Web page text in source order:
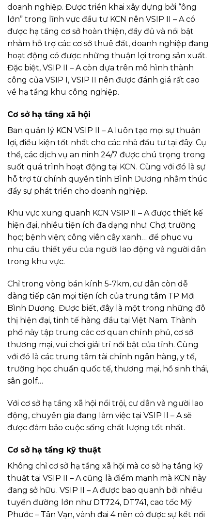
doanh nghiệp. Được triển khai xây dựng bởi “ông
lớn” trong lĩnh vực đầu tư KCN nên VSIP II – A có
được hạ tầng cơ sở hoàn thiện, đầy đủ và nổi bật
nhằm hỗ trợ các cơ sở thuê đất, doanh nghiệp đang
hoạt động có được những thuận lợi trong sản xuất.
Đặc biệt, VSIP II – A còn dựa trên mô hình thành
công của VSIP I, VSIP II nên được đánh giá rất cao
về hạ tầng khu công nghiệp.
Cơ sở hạ tầng xã hội
Ban quản lý KCN VSIP II – A luôn tạo mọi sự thuận
lợi, điều kiện tốt nhất cho các nhà đầu tư tại đây. Cụ
thể, các dịch vụ an ninh 24/7 được chú trọng trong
suốt quá trình hoạt động tại KCN. Cùng với đó là sự
hỗ trợ từ chính quyền tỉnh Bình Dương nhằm thúc
đẩy sự phát triển cho doanh nghiệp.
Khu vực xung quanh KCN VSIP II – A được thiết kế
hiện đại, nhiều tiện ích đa dạng như: Chợ; trường
học; bệnh viện; công viên cây xanh… để phục vụ
nhu cầu thiết yếu của người lao động và người dân
trong khu vực.
Chỉ trong vòng bán kính 5-7km, cư dân còn dễ
dàng tiếp cận mọi tiện ích của trung tâm TP Mới
Bình Dương. Được biết, đây là một trong những đô
thị hiện đại, tinh tế hàng đầu tại Việt Nam. Thành
phố này tập trung các cơ quan chính phủ, cơ sở
thương mại, vui chơi giải trí nổi bật của tỉnh. Cùng
với đó là các trung tâm tài chính ngân hàng, y tế,
trường học chuẩn quốc tế, thương mại, hồ sinh thái,
sân golf…
Với cơ sở hạ tầng xã hội nổi trội, cư dân và người lao
động, chuyên gia đang làm việc tại VSIP II – A sẽ
được đảm bảo cuộc sống chất lượng tốt nhất.
Cơ sở hạ tầng kỹ thuật
Không chỉ cơ sở hạ tầng xã hội mà cơ sở hạ tầng kỹ
thuật tại VSIP II – A cũng là điểm mạnh mà KCN này
đang sở hữu. VSIP II – A được bao quanh bởi nhiều
tuyến đường lớn như DT724, DT741, cao tốc Mỹ
Phước – Tân Vạn, vành đai 4 nên có được sự kết nối